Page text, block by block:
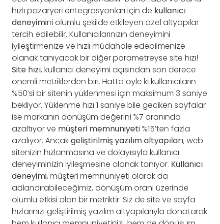
hızlı pazaryeri entegrasyonları için de kullanıcı
deneyimini olumlu şekilde etkileyen özel altyapılar
tercih edilebilir. Kullanıcılarınızın deneyimini
iyileştirmenize ve hızlı müdahale edebilmenize
olanak tanıyacak bir diğer parametreyse site hızı!
Site hızı, kullanıcı deneyimi açısından son derece
önemli metriklerden biri. Hatta öyle ki kullanıcıların
%50’si bir sitenin yüklenmesi için maksimum 3 saniye
bekliyor. Yüklenme hızı 1 saniye bile geciken sayfalar
ise markanın dönüşüm değerini %7 oranında
azaltıyor ve müşteri memnuniyeti %15’ten fazla
azalıyor. Ancakgeliştirilmiş yazılım altyapıları, web
sitenizin hızlanmasına ve dolayısıyla kullanıcı
deneyiminizin iyileşmesine olanak tanıyor. Kullanıcı
deneyimi, müşteri memnuniyeti olarak da
adlandırabileceğimiz, dönüşüm oranı üzerinde
olumlu etkisi olan bir metriktir. Siz de site ve sayfa
hızlarınızı geliştirilmiş yazılım altyapılarıyla donatarak